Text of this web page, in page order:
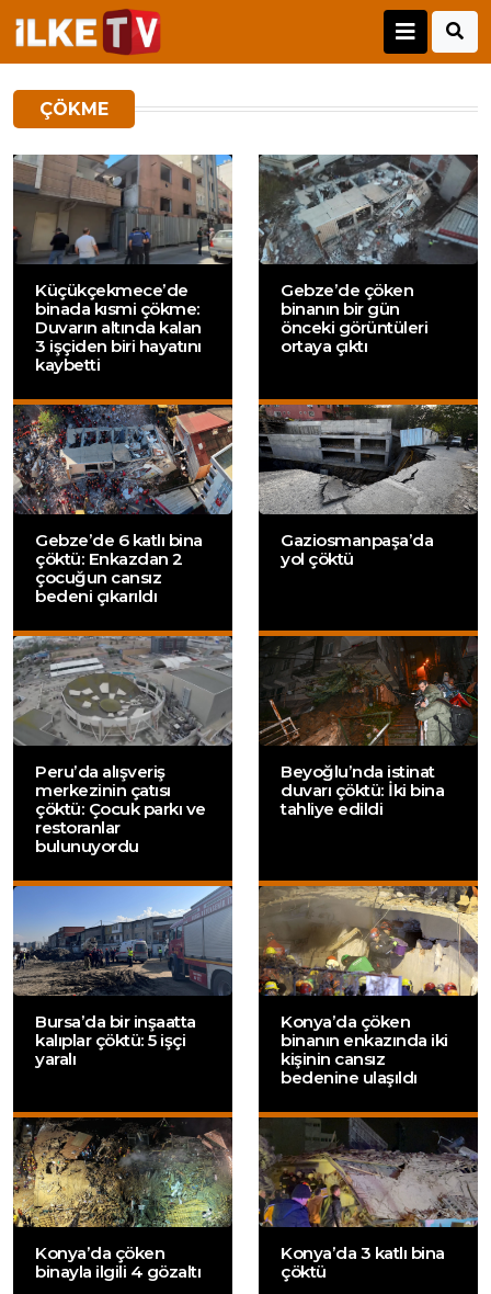
ÇÖKME
Küçükçekmece’de
binada kısmi çökme:
Duvarın altında kalan
3 işçiden biri hayatını
kaybetti
Gebze’de çöken
binanın bir gün
önceki görüntüleri
ortaya çıktı
Gebze’de 6 katlı bina
çöktü: Enkazdan 2
çocuğun cansız
bedeni çıkarıldı
Gaziosmanpaşa’da
yol çöktü
Peru’da alışveriş
merkezinin çatısı
çöktü: Çocuk parkı ve
restoranlar
bulunuyordu
Beyoğlu’nda istinat
duvarı çöktü: İki bina
tahliye edildi
Bursa’da bir inşaatta
kalıplar çöktü: 5 işçi
yaralı
Konya’da çöken
binanın enkazında iki
kişinin cansız
bedenine ulaşıldı
Konya’da çöken
binayla ilgili 4 gözaltı
Konya’da 3 katlı bina
çöktü